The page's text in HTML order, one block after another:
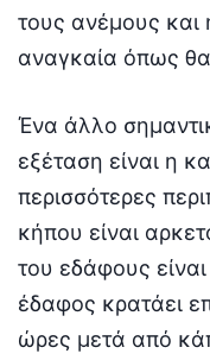
τους ανέμους και
αναγκαία όπως
Ένα άλλο
εξέταση είναι η
περισσότερες
κήπου είναι
του εδάφους είναι
έδαφος κρατάει
ώρες μετά από